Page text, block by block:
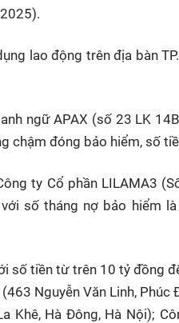
lao động trên địa bàn
ngữ APAX (số 23 LK
chậm đóng bảo hiểm, số
ty Cổ phần LILAMA3
số tháng nợ bảo hiểm
số tiền từ trên 10 tỷ đồng
Nguyễn Văn Linh, Phúc
Khê, Hà Đông, Hà Nội);